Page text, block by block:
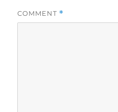
COMMENT *